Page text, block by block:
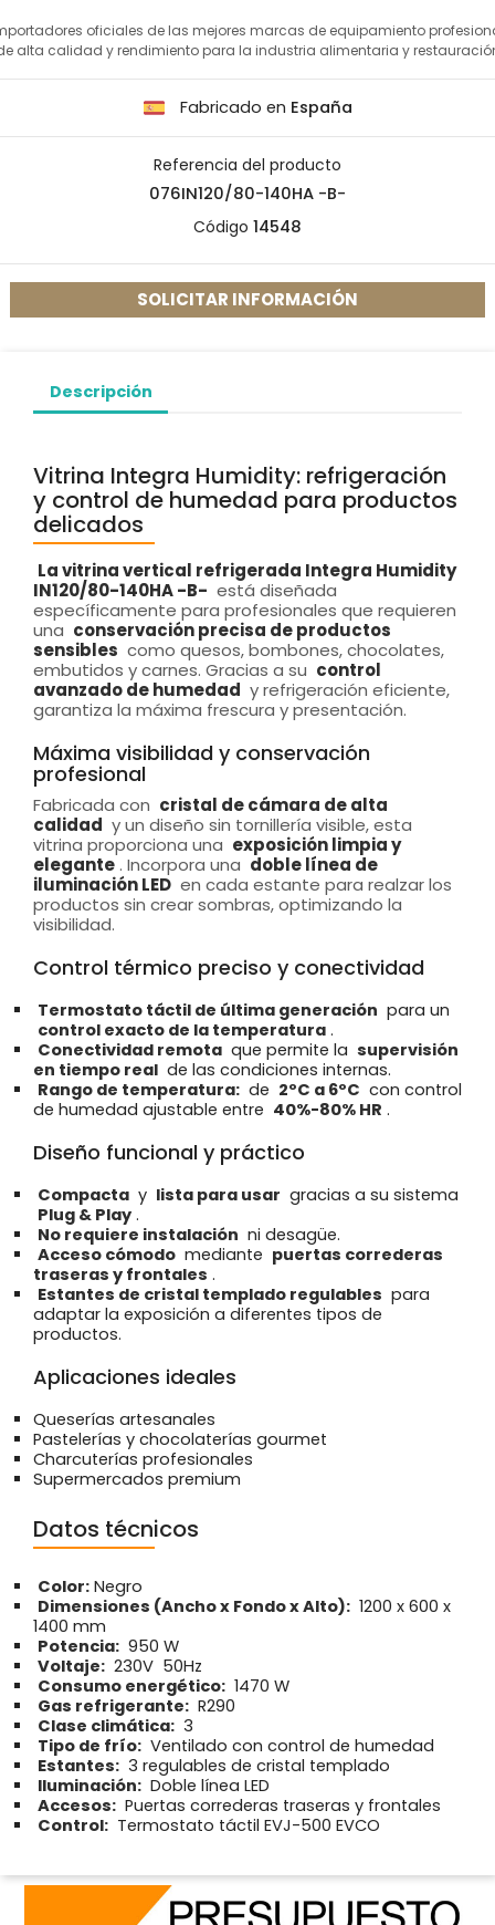
oficiales de las mejores marcas de equipamiento
alta calidad y rendimiento para la industria alimentaria y
Fabricado en España
Referencia del producto
076IN120/80-140HA -B-
Código 14548
SOLICITAR INFORMACIÓN
Descripción
Vitrina Integra Humidity: refrigeración
y control de humedad para productos
delicados
La vitrina vertical refrigerada Integra Humidity
IN120/80-140HA -B- está diseñada
específicamente para profesionales que requieren
una conservación precisa de productos
sensibles como quesos, bombones, chocolates,
embutidos y carnes. Gracias a su control
avanzado de humedad y refrigeración eficiente,
garantiza la máxima frescura y presentación.
Máxima visibilidad y conservación
profesional
Fabricada con cristal de cámara de alta
calidad y un diseño sin tornillería visible, esta
vitrina proporciona una exposición limpia y
elegante . Incorpora una doble línea de
iluminación LED en cada estante para realzar los
productos sin crear sombras, optimizando la
visibilidad.
Control térmico preciso y conectividad
Termostato táctil de última generación para un
control exacto de la temperatura .
Conectividad remota que permite la supervisión
en tiempo real de las condiciones internas.
Rango de temperatura: de 2ºC a 6ºC con control
de humedad ajustable entre 40%-80% HR .
Diseño funcional y práctico
Compacta y lista para usar gracias a su sistema
Plug & Play .
No requiere instalación ni desagüe.
Acceso cómodo mediante puertas correderas
traseras y frontales .
Estantes de cristal templado regulables para
adaptar la exposición a diferentes tipos de
productos.
Aplicaciones ideales
Queserías artesanales
Pastelerías y chocolaterías gourmet
Charcuterías profesionales
Supermercados premium
Datos técnicos
Color: Negro
Dimensiones (Ancho x Fondo x Alto): 1200 x 600 x
1400 mm
Potencia: 950 W
Voltaje: 230V  50Hz
Consumo energético: 1470 W
Gas refrigerante: R290
Clase climática: 3
Tipo de frío: Ventilado con control de humedad
Estantes: 3 regulables de cristal templado
Iluminación: Doble línea LED
Accesos: Puertas correderas traseras y frontales
Control: Termostato táctil EVJ-500 EVCO